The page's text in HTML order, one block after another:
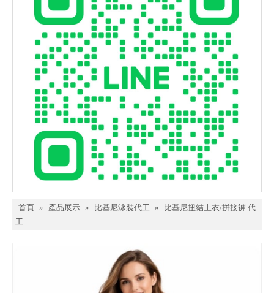
首頁 » 產品展示 » 比基尼泳裝代工 »
比基尼扭結上衣/拼接褲 代
工